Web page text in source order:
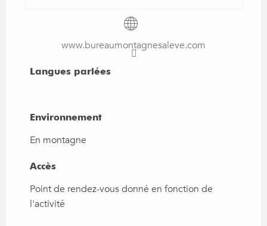
www.bureaumontagnesaleve.com
Langues parlées
Langues parlées
Environnement
Environnement
En montagne
Accès
Accès
Point de rendez-vous donné en fonction de
l'activité